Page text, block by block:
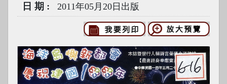
日期 2011年05月20日出版